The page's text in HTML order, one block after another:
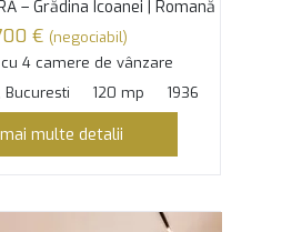
– Grădina Icoanei | Romană
€ (negociabil)
4 camere de vânzare
Bucuresti
120 mp 1936
multe detalii